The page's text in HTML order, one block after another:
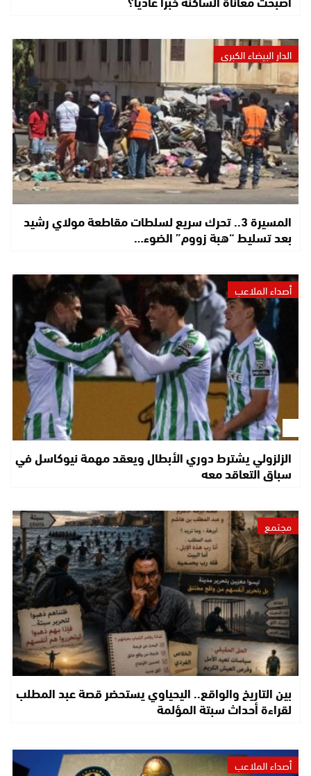
الدار البيضاء الكبرى
المسيرة 3.. تحرك سريع لسلطات مقاطعة مولاي رشيد
بعد تسليط “هبة زووم” الضوء…
أصداء الملاعب
الزلزولي يشترط دوري الأبطال ويعقد مهمة نيوكاسل في
سباق التعاقد معه
مجتمع
بين التاريخ والواقع.. اليحياوي يستحضر قصة عبد المطلب
لقراءة أحداث سبتة المؤلمة
أصداء الملاعب